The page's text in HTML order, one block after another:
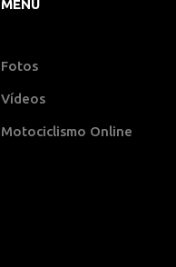
MENU
Fotos
Vídeos
Motociclismo Online